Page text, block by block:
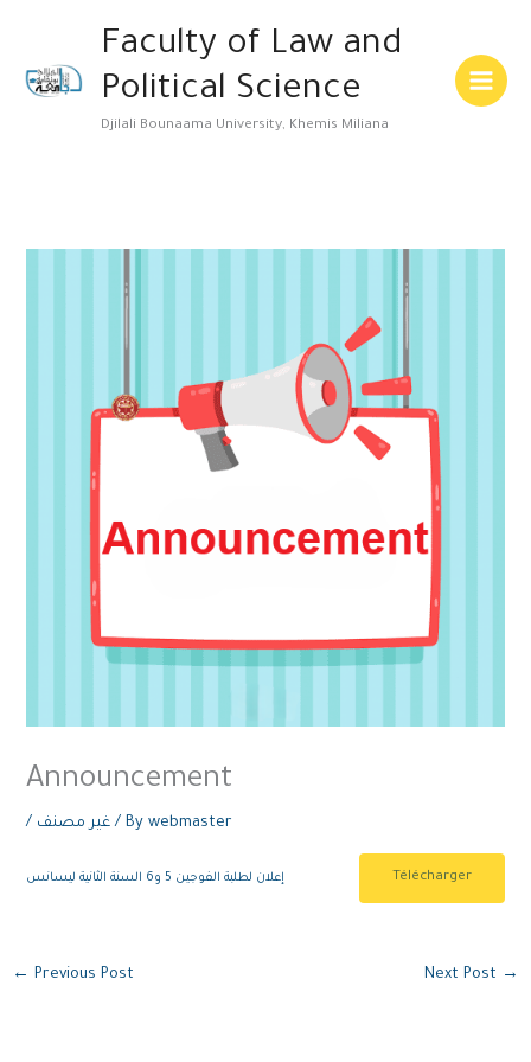
content
Faculty of Law and
Political Science
Djilali Bounaama University, Khemis Miliana
Menu
Announcement
/ غير مصنف / Bywebmaster
إعلان لطلبة الفوجين 5 و6 السنة الثانية ليسانس Télécharger
← Previous Post Next Post →